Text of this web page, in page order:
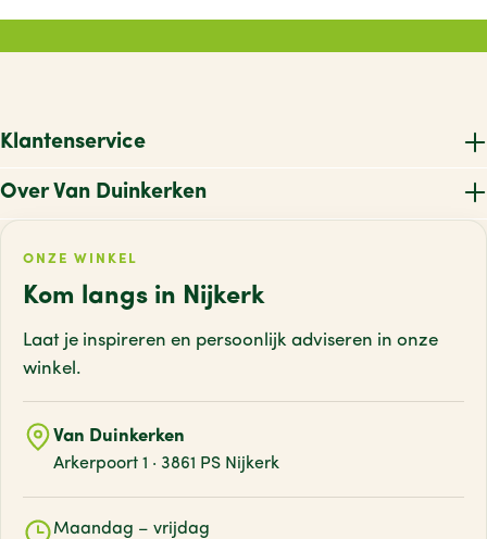
Klantenservice
Over Van Duinkerken
ONZE WINKEL
Kom langs in Nijkerk
Laat je inspireren en persoonlijk adviseren in onze
winkel.
Van Duinkerken
Arkerpoort 1 · 3861 PS Nijkerk
Maandag – vrijdag